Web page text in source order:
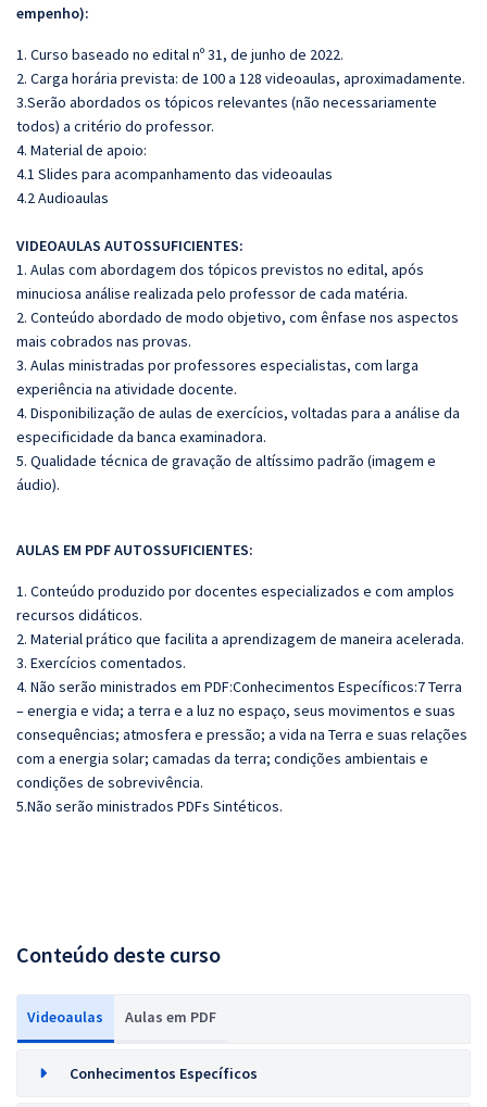
empenho):
1. Curso baseado no edital nº 31, de junho de 2022.
2. Carga horária prevista: de 100 a 128 videoaulas, aproximadamente.
3.Serão abordados os tópicos relevantes (não necessariamente
todos) a critério do professor.
4. Material de apoio:
4.1 Slides para acompanhamento das videoaulas
4.2 Audioaulas
VIDEOAULAS AUTOSSUFICIENTES:
1. Aulas com abordagem dos tópicos previstos no edital, após
minuciosa análise realizada pelo professor de cada matéria.
2. Conteúdo abordado de modo objetivo, com ênfase nos aspectos
mais cobrados nas provas.
3. Aulas ministradas por professores especialistas, com larga
experiência na atividade docente.
4. Disponibilização de aulas de exercícios, voltadas para a análise da
especificidade da banca examinadora.
5. Qualidade técnica de gravação de altíssimo padrão (imagem e
áudio).
AULAS EM PDF AUTOSSUFICIENTES:
1. Conteúdo produzido por docentes especializados e com amplos
recursos didáticos.
2. Material prático que facilita a aprendizagem de maneira acelerada.
3. Exercícios comentados.
4. Não serão ministrados em PDF:Conhecimentos Específicos:7 Terra
– energia e vida; a terra e a luz no espaço, seus movimentos e suas
consequências; atmosfera e pressão; a vida na Terra e suas relações
com a energia solar; camadas da terra; condições ambientais e
condições de sobrevivência.
5.Não serão ministrados PDFs Sintéticos.
Conteúdo deste curso
Videoaulas Aulas em PDF
Conhecimentos Específicos